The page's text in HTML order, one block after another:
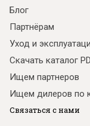
Блог
Партнёрам
Уход и
Скачать каталог
Ищем партнеров
Ищем дилеров по
Связаться с нами